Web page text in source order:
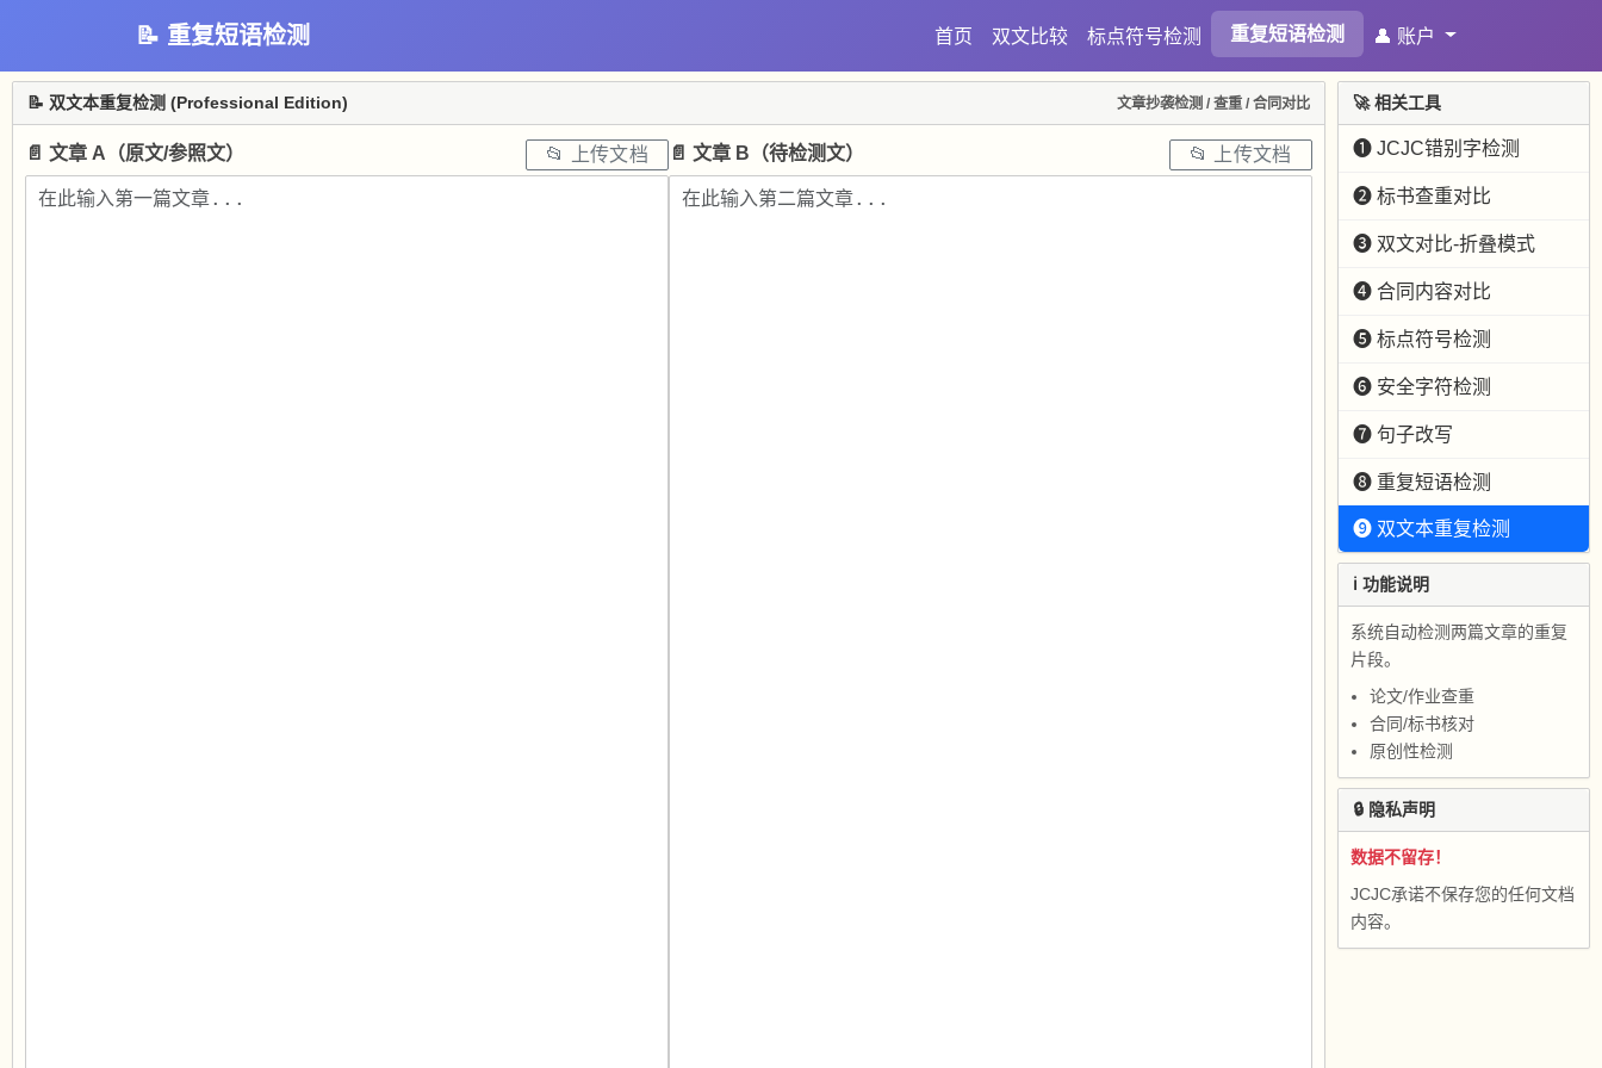
📝 重复短语检测 首页 双文比较 标点符号检测 重复短语检测 👤 账户
📝 双文本重复检测 (Professional Edition) 文章抄袭检测 / 查重 / 合同对比
📄 文章 A（原文/参照文） 📂 上传文档 📄 文章 B（待检测文） 📂 上传文档
🚀 相关工具
❶ JCJC错别字检测
❷ 标书查重对比
❸ 双文对比-折叠模式
❹ 合同内容对比
❺ 标点符号检测
❻ 安全字符检测
❼ 句子改写
❽ 重复短语检测
❾ 双文本重复检测
ℹ️ 功能说明
系统自动检测两篇文章的重复
片段。
论文/作业查重
合同/标书核对
原创性检测
🔒 隐私声明
数据不留存！
JCJC承诺不保存您的任何文档
内容。